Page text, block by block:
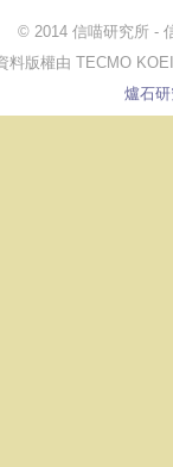
© 2014 信喵研究所 -
料版權由 TECMO
爐石